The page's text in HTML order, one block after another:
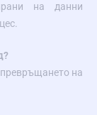
на данни
на